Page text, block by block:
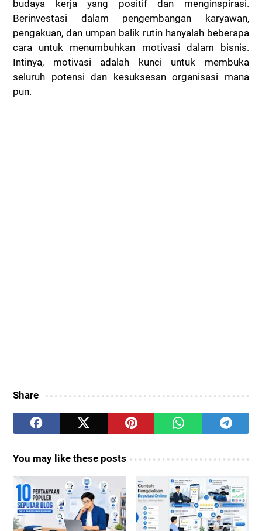
budaya kerja yang positif dan menginspirasi.
Berinvestasi dalam pengembangan karyawan,
pengakuan, dan umpan balik rutin hanyalah beberapa
cara untuk menumbuhkan motivasi dalam bisnis.
Intinya, motivasi adalah kunci untuk membuka
seluruh potensi dan kesuksesan organisasi mana
pun.
Share
You may like these posts